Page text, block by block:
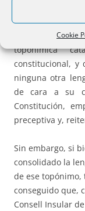
Cookie
públicos del
modo que
avance
toponímica
constitucional, y
ninguna otra
de cara a su
Constitución,
preceptiva y,
Sin embargo, si
consolidado la
de ese topónimo,
conseguido que,
Consell Insular